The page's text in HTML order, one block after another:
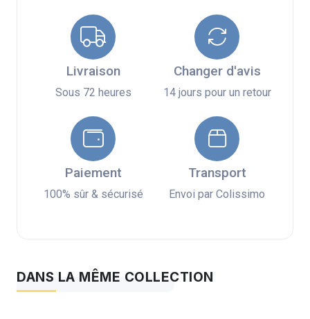
Livraison
Sous 72 heures
Changer d'avis
14 jours pour un retour
Paiement
100% sûr & sécurisé
Transport
Envoi par Colissimo
DANS LA MÊME COLLECTION